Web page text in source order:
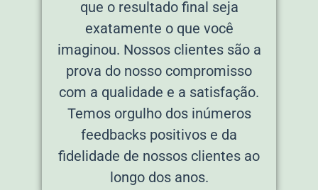
que o resultado final seja
exatamente o que você
imaginou. Nossos clientes são a
prova do nosso compromisso
com a qualidade e a satisfação.
Temos orgulho dos inúmeros
feedbacks positivos e da
fidelidade de nossos clientes ao
longo dos anos.